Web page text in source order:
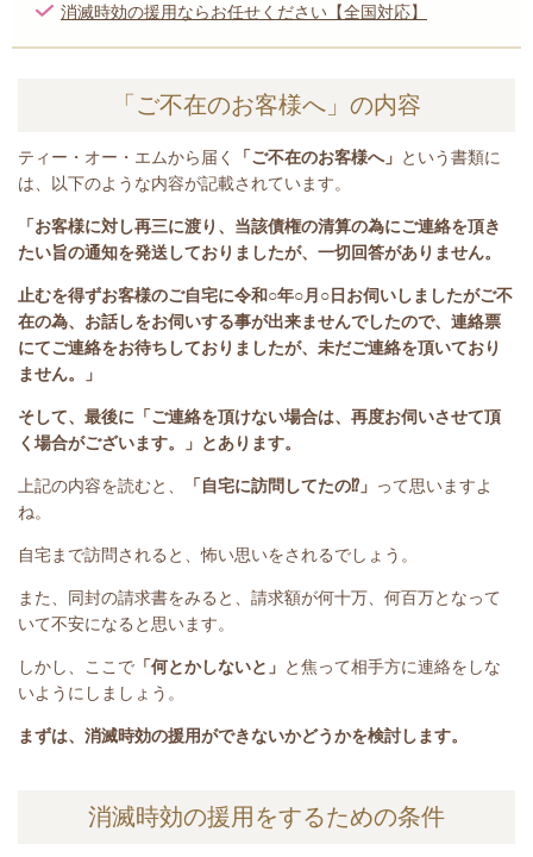
消滅時効の援用ならお任せください【全国対応】
「ご不在のお客様へ」の内容
ティー・オー・エムから届く 「ご不在のお客様へ」 という書類に
は、以下のような内容が記載されています。
「お客様に対し再三に渡り、当該債権の清算の為にご連絡を頂き
たい旨の通知を発送しておりましたが、一切回答がありません。
止むを得ずお客様のご自宅に令和○年○月○日お伺いしましたがご不
在の為、お話しをお伺いする事が出来ませんでしたので、連絡票
にてご連絡をお待ちしておりましたが、未だご連絡を頂いており
ません。
」
そして、最後に「ご連絡を頂けない場合は、再度お伺いさせて頂
く場合がございます。」とあります。
上記の内容を読むと、 「自宅に訪問してたの⁉」 って思いますよ
ね。
自宅まで訪問されると、怖い思いをされるでしょう。
また、同封の請求書をみると、請求額が何十万、何百万となって
いて不安になると思います。
しかし、ここで 「何とかしないと」 と焦って相手方に連絡をしな
いようにしましょう。
まずは、消滅時効の援用ができないかどうかを検討します。
消滅時効の援用をするための条件